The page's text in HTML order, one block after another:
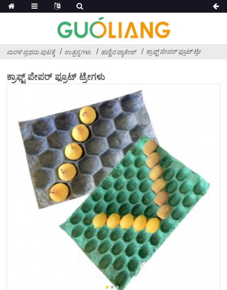
ಮರಳಿ ಪ್ರಥಮ ಪುಟಕ್ಕೆ ಉತ್ಪನ್ನಗಳು ಹಣ್ಣಿನ ಪ್ಯಾಕೇಜ್ ಕ್ರಾಫ್ಟ್ ಪೇಪರ್ ಫ್ರೂಟ್ ಟ್ರೇ
ಕ್ರಾಫ್ಟ್ ಪೇಪರ್ ಫ್ರೂಟ್ ಟ್ರೇಗಳು